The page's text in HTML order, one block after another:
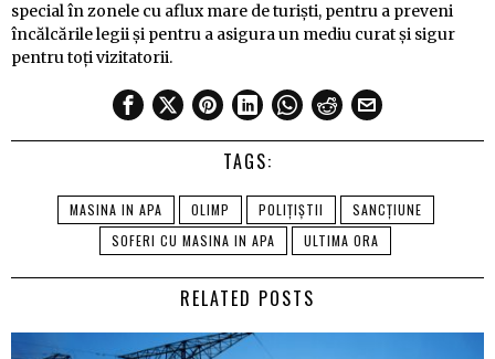
special în zonele cu aflux mare de turiști, pentru a preveni
încălcările legii și pentru a asigura un mediu curat și sigur
pentru toți vizitatorii.
TAGS:
MASINA IN APA OLIMP POLIȚIȘTII
SANCȚIUNE
SOFERI CU MASINA IN APA
ULTIMA ORA
RELATED POSTS